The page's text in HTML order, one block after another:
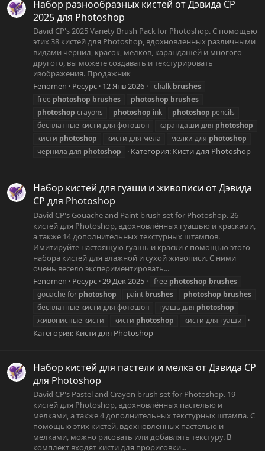
Набор разнообразных кистей от Дэвида CP
2025 для Photoshop
David CP's 2025 Variety Brush Pack for Photoshop. С помощью
этих 38 кистей для Photoshop, вдохновленных различными
видами чернил, красок, мелков, карандашей и многого
другого, вы можете создавать и текстурировать
изображения. Продажник
Fenomen
Ресурс 12 Янв 2026 chalk brushes
free photoshop brushes photoshop brushes
photoshop crayons photoshop ink photoshop pencils
бесплатные кисти для фотошоп
карандаши для photoshop
кисти photoshop кисти для мела мелки для photoshop
чернила для photoshop Категория: Кисти для Photoshop
Набор кистей для гуаши и живописи от Дэвида
CP для Photoshop
David CP's Gouache and Paint brush set for Photoshop. 26
кистей для Photoshop, вдохновлённых гуашью и красками,
а также 14 дополнительных текстурных штампов.
Имитируйте настоящую гуашь и краски с помощью этого
набора кистей для влажной и сухой живописи. С ними
очень весело экспериментировать...
Fenomen
Ресурс 29 Дек 2025 free photoshop brushes
gouache for photoshop paint brushes photoshop brushes
бесплатные кисти для фотошоп
гуашь для photoshop
живописные кисти
кисти photoshop кисти для гуаши
Категория: Кисти для Photoshop
Набор кистей для пастели и мелка от Дэвида CP
для Photoshop
David CP's Pastel and Crayon brush set for Photoshop. 19
кистей для Photoshop, вдохновлённых пастелью и
мелками, а также 4 дополнительных текстурных штампа. С
помощью этих кистей, вдохновленных пастелью и
мелками, можно рисовать или добавлять текстуру. В
комплект входят кисти для прорисовки...